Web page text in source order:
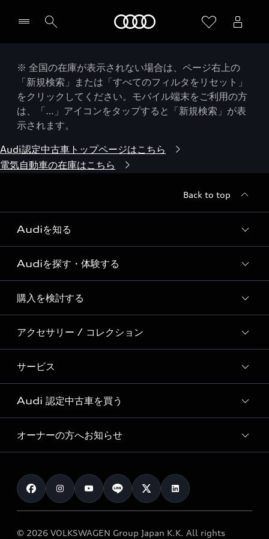
※ 全国の在庫が表示されない場合は、ページ右上の
「新規検索」または「すべてのフィルタをリセット」
をクリックしてください。モバイル端末をご利用の方
は、「…」アイコンをタップすると「新規検索」が表
示されます。
Audi認定中古車トップページはこちら
電気自動車の在庫はこちら
Back to top
Audiを知る
Audi ブランド
Story of Progress
Audi Sport
Formula 1®
デジタルサービス
Audiを探す・体験する
ディーラー検索
新車在庫検索
試乗車・展示車検索
見積り依頼
試乗予約
購入を検討する
モデル一覧
特別仕様モデル / 限定モデル
e-tronラインアップ
価格シミュレーション
車両比較
カタログ一覧
アクセサリー / コレクション
純正アクセサリー
オンラインショップ
Audi collection
アウディナビアプリ
サービス
サービス入庫予約
サービスプログラム
メンテナンス
車検 / 定期点検
e-tronアフターサポート
Audi 認定中古車を買う
Audi認定中古車
クオリティ
保証
メンテナンス
オーナーの方へお知らせ
お知らせ
オーナー様向けキャンペーン
© 2026 VOLKSWAGEN Group Japan K.K. All rights